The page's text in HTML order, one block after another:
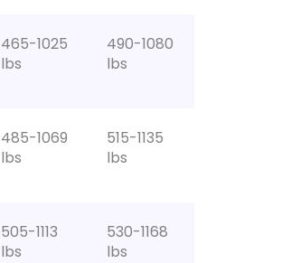
465-1025
lbs
490-1080
lbs
485-1069
lbs
515-1135
lbs
505-1113
lbs
530-1168
lbs